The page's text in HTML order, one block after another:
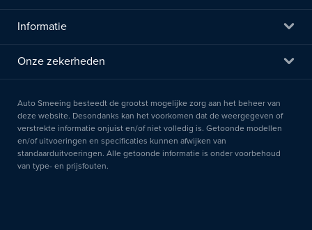
Informatie
Onze zekerheden
Auto Smeeing besteedt de grootst mogelijke zorg aan het beheer van
deze website. Desondanks kan het voorkomen dat de weergegeven of
verstrekte informatie onjuist en/of niet volledig is. Getoonde modellen
en/of uitvoeringen en specificaties kunnen afwijken van
standaarduitvoeringen. Alle getoonde informatie is onder voorbehoud
van type- en prijsfouten.